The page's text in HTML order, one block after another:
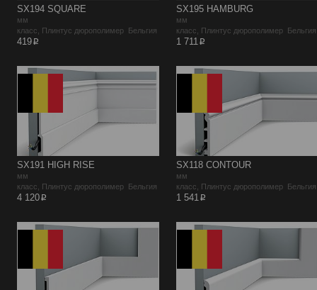
SX194 SQUARE
мм
класс, Плинтус дюрополимер Бельгия
419p
SX195 HAMBURG
мм
класс, Плинтус дюрополимер Бельгия
1 711p
SX191 HIGH RISE
мм
класс, Плинтус дюрополимер Бельгия
4 120p
SX118 CONTOUR
мм
класс, Плинтус дюрополимер Бельгия
1 541p